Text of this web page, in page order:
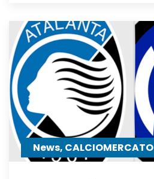
2-
1:
la
Dea
non
sfigura,
ma
perde
contro
gli
News, CALCIOMERCATO